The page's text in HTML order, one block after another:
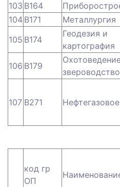
103 B164
104 B171 Металлургия
105 B174
Геодезия и
картография
106 B179
звероводство
107 B271
код гр
ОП